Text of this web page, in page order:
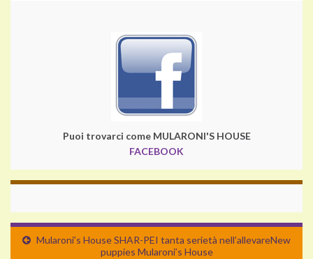
Puoi trovarci come MULARONI'S HOUSE
FACEBOOK
Mularoni’s House SHAR-PEI tanta serietà nell’allevareNew
puppies Mularoni’s House